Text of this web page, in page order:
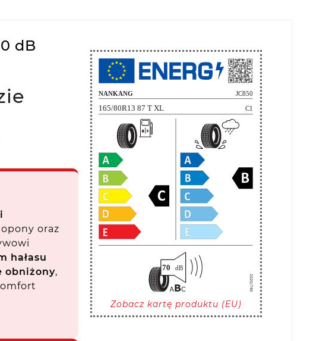
Zobacz kartę produktu (EU)
dB
oraz
hałasu
obniżony,